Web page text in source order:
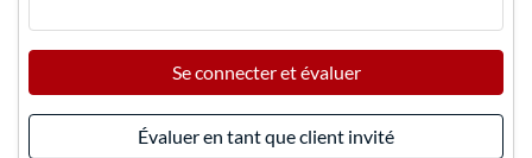
Se connecter et évaluer
Évaluer en tant que client invité